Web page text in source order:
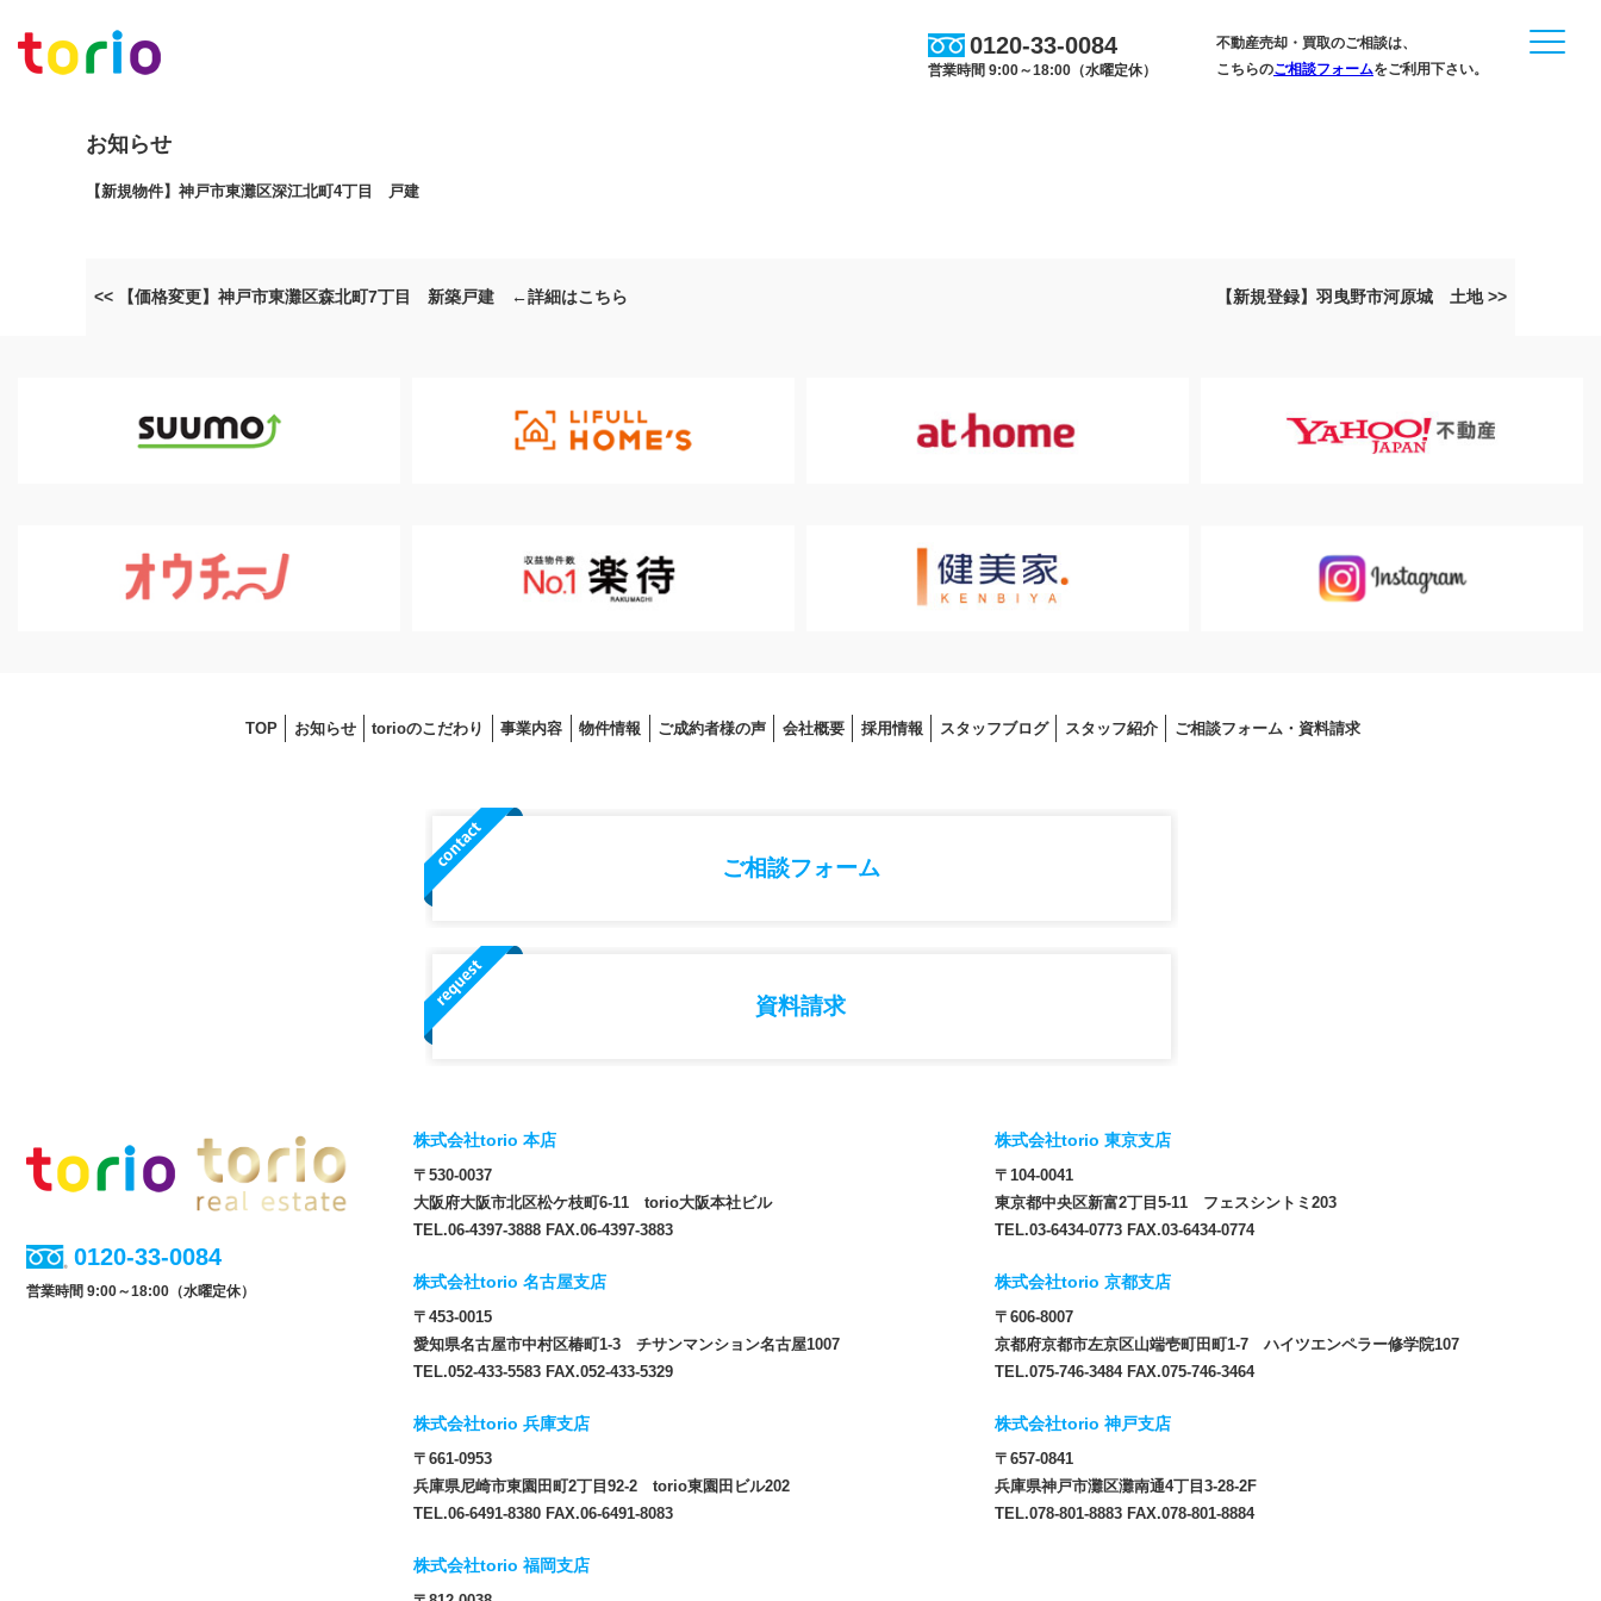
不動産売却・買取のご相談は、
こちらのご相談フォームをご利用下さい。
0120-33-0084
営業時間 9:00～18:00（水曜定休）
お知らせ
【新規物件】神戸市東灘区深江北町4丁目 戸建
<< 【価格変更】神戸市東灘区森北町7丁目 新築戸建 ←詳細はこちら 【新規登録】羽曳野市河原城 土地 >>
TOP お知らせ torioのこだわり 事業内容 物件情報 ご成約者様の声 会社概要 採⽤情報 スタッフブログ スタッフ紹介 ご相談フォーム・資料請求
ご相談フォーム
資料請求
0120-33-0084
営業時間 9:00～18:00（水曜定休）
株式会社torio 本店
〒530-0037
大阪府大阪市北区松ケ枝町6-11 torio大阪本社ビル
TEL.06-4397-3888 FAX.06-4397-3883
株式会社torio 東京支店
〒104-0041
東京都中央区新富2丁目5-11 フェスシントミ203
TEL.03-6434-0773 FAX.03-6434-0774
株式会社torio 名古屋支店
〒453-0015
愛知県名古屋市中村区椿町1-3 チサンマンション名古屋1007
TEL.052-433-5583 FAX.052-433-5329
株式会社torio 京都支店
〒606-8007
京都府京都市左京区山端壱町田町1-7 ハイツエンペラー修学院107
TEL.075-746-3484 FAX.075-746-3464
株式会社torio 兵庫支店
〒661-0953
兵庫県尼崎市東園田町2丁目92-2 torio東園田ビル202
TEL.06-6491-8380 FAX.06-6491-8083
株式会社torio 神戸支店
〒657-0841
兵庫県神戸市灘区灘南通4丁目3-28-2F
TEL.078-801-8883 FAX.078-801-8884
株式会社torio 福岡支店